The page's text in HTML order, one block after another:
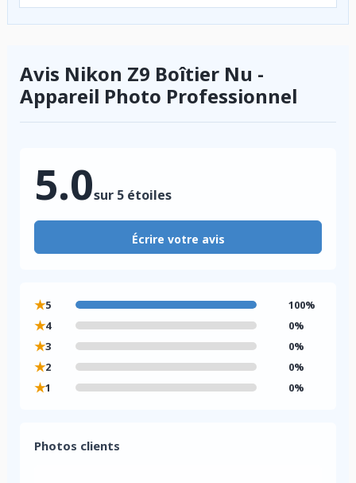
Avis Nikon Z9 Boîtier Nu -
Appareil Photo Professionnel
5.0sur 5 étoiles
Écrire votre avis
★5 100%
★4 0%
★3 0%
★2 0%
★1 0%
Photos clients